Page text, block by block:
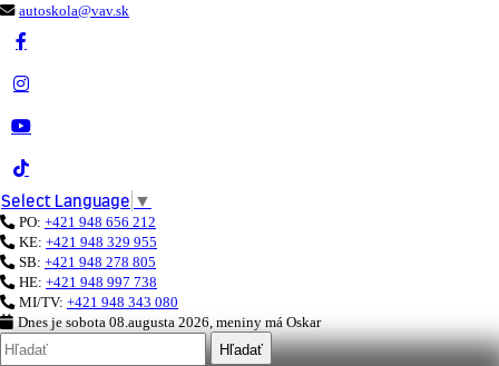
autoskola@vav.sk
Select Language ▼
PO: +421 948 656 212
KE: +421 948 329 955
SB: +421 948 278 805
HE: +421 948 997 738
MI/TV: +421 948 343 080
Dnes je sobota 08.augusta 2026, meniny má Oskar
Hľadať